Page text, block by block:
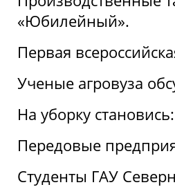
«Юбилейный».
Первая
Ученые агровуза
На уборку
Передовые
Студенты ГАУ